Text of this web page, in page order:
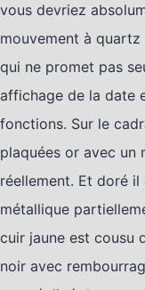
vous devriez
mouvement à quartz
qui ne promet pas
affichage de la date
fonctions. Sur le
plaquées or avec un
réellement. Et doré
métallique
cuir jaune est cousu
noir avec